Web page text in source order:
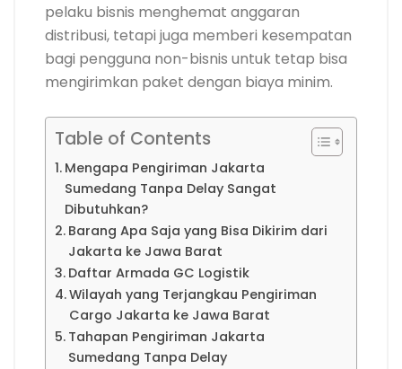
pelaku bisnis menghemat anggaran
distribusi, tetapi juga memberi kesempatan
bagi pengguna non-bisnis untuk tetap bisa
mengirimkan paket dengan biaya minim.
Table of Contents
Mengapa Pengiriman Jakarta
Sumedang Tanpa Delay Sangat
Dibutuhkan?
Barang Apa Saja yang Bisa Dikirim dari
Jakarta ke Jawa Barat
Daftar Armada GC Logistik
Wilayah yang Terjangkau Pengiriman
Cargo Jakarta ke Jawa Barat
Tahapan Pengiriman Jakarta
Sumedang Tanpa Delay